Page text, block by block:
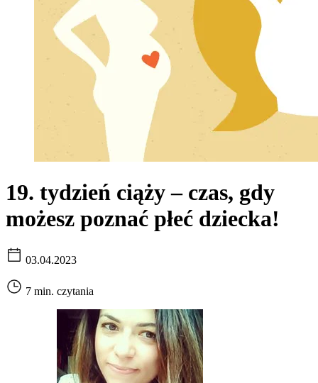
19. tydzień ciąży – czas, gdy
możesz poznać płeć dziecka!
03.04.2023
7 min. czytania